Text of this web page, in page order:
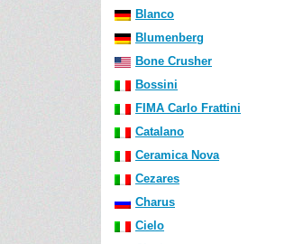
Blanco
Blumenberg
Bone Crusher
Bossini
FIMA Carlo Frattini
Catalano
Ceramica Nova
Cezares
Charus
Cielo